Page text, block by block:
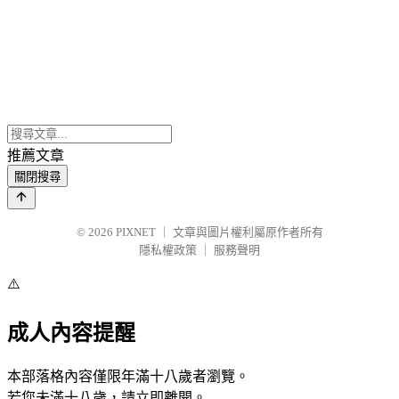
推薦文章
關閉搜尋
© 2026 PIXNET
文章與圖片權利屬原作者所有
隱私權政策
服務聲明
⚠️
成人內容提醒
本部落格內容僅限年滿十八歲者瀏覽。